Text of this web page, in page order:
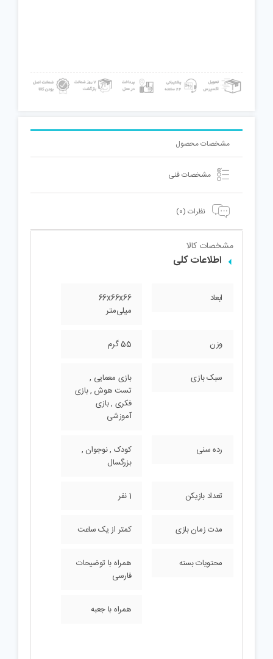
مشخصات محصول
مشخصات فنی
نظرات (0)
مشخصات کالا
اطلاعات کلی
ابعاد
66x66x66
میلی‌متر
وزن 55 گرم
سبک بازی
بازی معمایی ,
تست هوش , بازی
فکری , بازی
آموزشی
رده سنی
کودک , نوجوان ,
بزرگسال
تعداد بازیکن 1 نفر
مدت زمان بازی کمتر از یک ساعت
محتویات بسته
همراه با توضیحات
فارسی
همراه با جعبه